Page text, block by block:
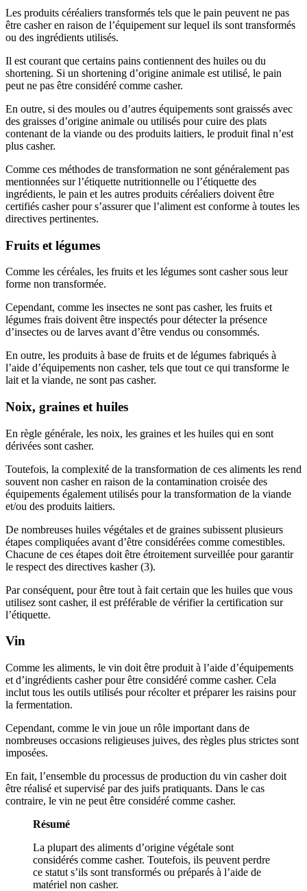
Les produits céréaliers transformés tels que le pain peuvent ne pas
être casher en raison de l’équipement sur lequel ils sont transformés
ou des ingrédients utilisés.
Il est courant que certains pains contiennent des huiles ou du
shortening. Si un shortening d’origine animale est utilisé, le pain
peut ne pas être considéré comme casher.
En outre, si des moules ou d’autres équipements sont graissés avec
des graisses d’origine animale ou utilisés pour cuire des plats
contenant de la viande ou des produits laitiers, le produit final n’est
plus casher.
Comme ces méthodes de transformation ne sont généralement pas
mentionnées sur l’étiquette nutritionnelle ou l’étiquette des
ingrédients, le pain et les autres produits céréaliers doivent être
certifiés casher pour s’assurer que l’aliment est conforme à toutes les
directives pertinentes.
Fruits et légumes
Comme les céréales, les fruits et les légumes sont casher sous leur
forme non transformée.
Cependant, comme les insectes ne sont pas casher, les fruits et
légumes frais doivent être inspectés pour détecter la présence
d’insectes ou de larves avant d’être vendus ou consommés.
En outre, les produits à base de fruits et de légumes fabriqués à
l’aide d’équipements non casher, tels que tout ce qui transforme le
lait et la viande, ne sont pas casher.
Noix, graines et huiles
En règle générale, les noix, les graines et les huiles qui en sont
dérivées sont casher.
Toutefois, la complexité de la transformation de ces aliments les rend
souvent non casher en raison de la contamination croisée des
équipements également utilisés pour la transformation de la viande
et/ou des produits laitiers.
De nombreuses huiles végétales et de graines subissent plusieurs
étapes compliquées avant d’être considérées comme comestibles.
Chacune de ces étapes doit être étroitement surveillée pour garantir
le respect des directives kasher (3).
Par conséquent, pour être tout à fait certain que les huiles que vous
utilisez sont casher, il est préférable de vérifier la certification sur
l’étiquette.
Vin
Comme les aliments, le vin doit être produit à l’aide d’équipements
et d’ingrédients casher pour être considéré comme casher. Cela
inclut tous les outils utilisés pour récolter et préparer les raisins pour
la fermentation.
Cependant, comme le vin joue un rôle important dans de
nombreuses occasions religieuses juives, des règles plus strictes sont
imposées.
En fait, l’ensemble du processus de production du vin casher doit
être réalisé et supervisé par des juifs pratiquants. Dans le cas
contraire, le vin ne peut être considéré comme casher.
Résumé
La plupart des aliments d’origine végétale sont
considérés comme casher. Toutefois, ils peuvent perdre
ce statut s’ils sont transformés ou préparés à l’aide de
matériel non casher.